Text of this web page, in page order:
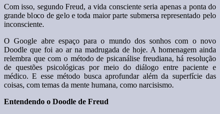
Com isso, segundo Freud, a vida consciente seria apenas a ponta do
grande bloco de gelo e toda maior parte submersa representado pelo
inconsciente.
O Google abre espaço para o mundo dos sonhos com o novo
Doodle que foi ao ar na madrugada de hoje. A homenagem ainda
relembra que com o método de psicanálise freudiana, há resolução
de questões psicológicas por meio do diálogo entre paciente e
médico. E esse método busca aprofundar além da superfície das
coisas, com temas da mente humana, como narcisismo.
Entendendo o Doodle de Freud